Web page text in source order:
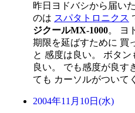
昨日ヨドバシから届い
のは スパタトロニクス
ジクールMX-1000。 ヨ
期限を延ばすために 買
と 感度は良い。 ボタ
良い。 でも感度が良す
ても カーソルがついて
2004年11月10日(水)